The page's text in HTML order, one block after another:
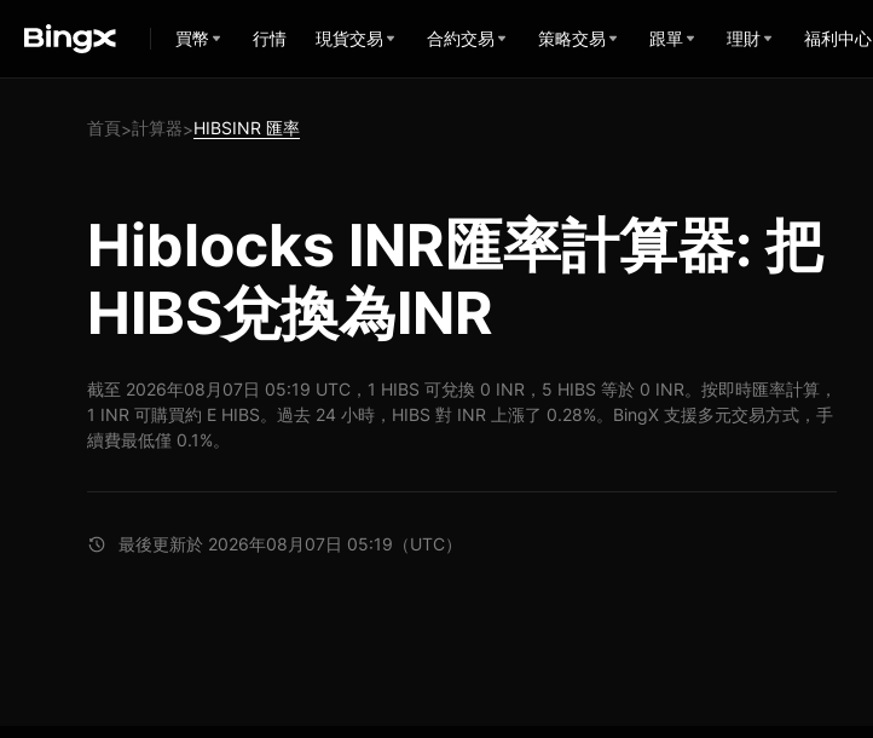
買幣 行情 現貨交易 合約交易 策略交易 跟單 理財 福利中心
首頁>計算器>HIBSINR 匯率
Hiblocks INR匯率計算器: 把
HIBS兌換為INR
截至 2026年08月07日 05:19 UTC，1 HIBS 可兌換 0 INR，5 HIBS 等於 0 INR。按即時匯率計算，
1 INR 可購買約 E HIBS。過去 24 小時，HIBS 對 INR 上漲了 0.28%。BingX 支援多元交易方式，手
續費最低僅 0.1%。
最後更新於 2026年08月07日 05:19（UTC）